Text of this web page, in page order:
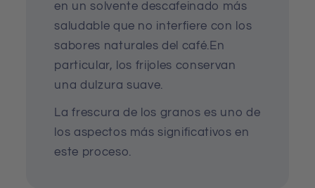
en un solvente descafeinado más
saludable que no interfiere con los
sabores naturales del café.En
particular, los frijoles conservan
una dulzura suave.
La frescura de los granos es uno de
los aspectos más significativos en
este proceso.